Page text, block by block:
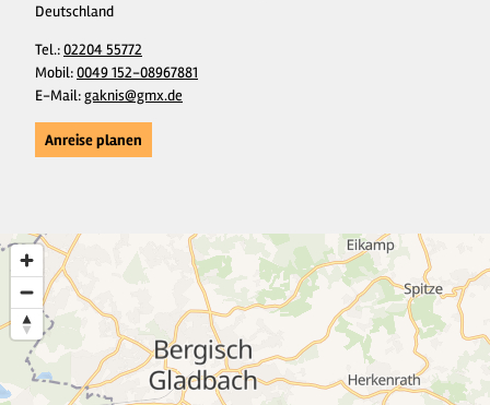
Deutschland
Tel.:02204 55772
Mobil:0049 152-08967881
E-Mail:gaknis@gmx.de
Anreise planen
7
15
3